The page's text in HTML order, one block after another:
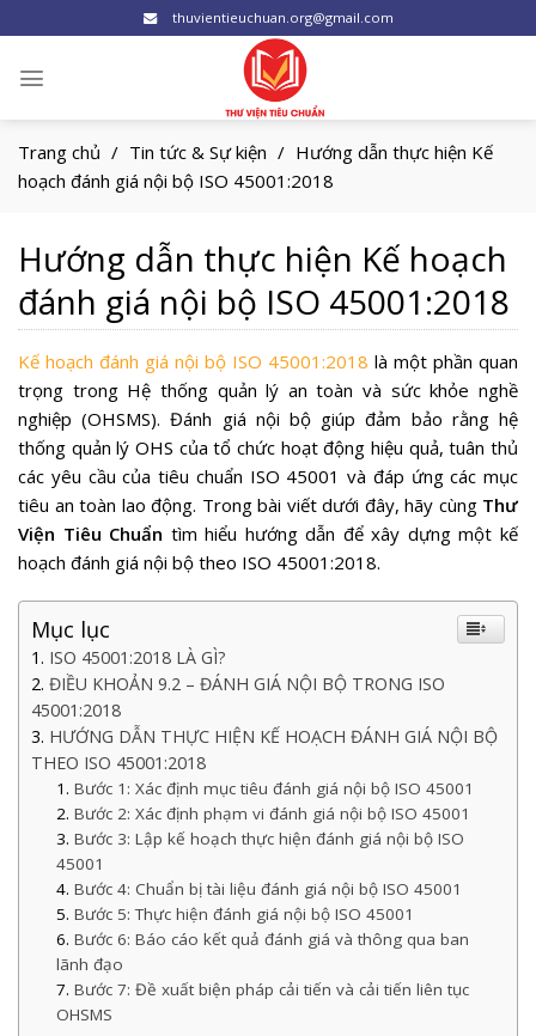
to
content
thuvientieuchuan.org@gmail.com
Trang chủ / Tin tức & Sự kiện / Hướng dẫn thực hiện Kế
hoạch đánh giá nội bộ ISO 45001:2018
Hướng dẫn thực hiện Kế hoạch
đánh giá nội bộ ISO 45001:2018
Kế hoạch đánh giá nội bộ ISO 45001:2018 là một phần quan
trọng trong Hệ thống quản lý an toàn và sức khỏe nghề
nghiệp (OHSMS). Đánh giá nội bộ giúp đảm bảo rằng hệ
thống quản lý OHS của tổ chức hoạt động hiệu quả, tuân thủ
các yêu cầu của tiêu chuẩn ISO 45001 và đáp ứng các mục
tiêu an toàn lao động. Trong bài viết dưới đây, hãy cùng Thư
Viện Tiêu Chuẩn tìm hiểu hướng dẫn để xây dựng mộtkế
hoạch đánh giá nội bộ theo ISO 45001:2018.
Mục lục
ISO 45001:2018 LÀ GÌ?
ĐIỀU KHOẢN 9.2 – ĐÁNH GIÁ NỘI BỘ TRONG ISO
45001:2018
HƯỚNG DẪN THỰC HIỆN KẾ HOẠCH ĐÁNH GIÁ NỘI BỘ
THEO ISO 45001:2018
Bước 1: Xác định mục tiêu đánh giá nội bộ ISO 45001
Bước 2: Xác định phạm vi đánh giá nội bộ ISO 45001
Bước 3: Lập kế hoạch thực hiện đánh giá nội bộ ISO
45001
Bước 4: Chuẩn bị tài liệu đánh giá nội bộ ISO 45001
Bước 5: Thực hiện đánh giá nội bộ ISO 45001
Bước 6: Báo cáo kết quả đánh giá và thông qua ban
lãnh đạo
Bước 7: Đề xuất biện pháp cải tiến và cải tiến liên tục
OHSMS